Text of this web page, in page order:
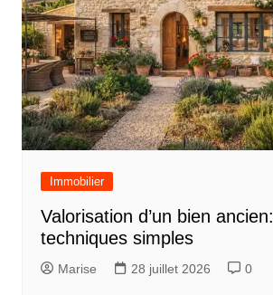
e
Immobilier
Valorisation d’un bien ancien:
techniques simples
Marise 28 juillet 2026 0